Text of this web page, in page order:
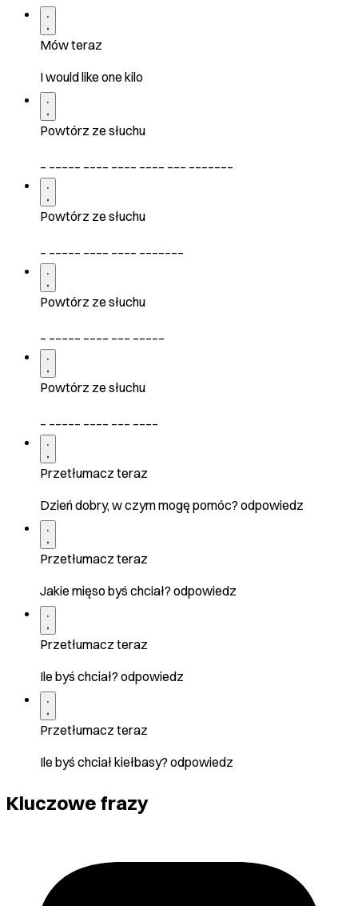
Mów teraz
I would like one kilo
Powtórz ze słuchu
Powtórz ze słuchu
Powtórz ze słuchu
Powtórz ze słuchu
Przetłumacz teraz
Dzień dobry, w czym mogę pomóc? odpowiedz
Przetłumacz teraz
Jakie mięso byś chciał? odpowiedz
Przetłumacz teraz
Ile byś chciał? odpowiedz
Przetłumacz teraz
Ile byś chciał kiełbasy? odpowiedz
Kluczowe frazy